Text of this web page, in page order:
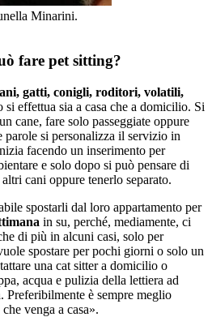
Minarini.
fare pet sitting?
gatti, conigli, roditori, volatili,
si effettua sia a casa che a domicilio. Si
cane, fare solo passeggiate oppure
si personalizza il servizio in
facendo un inserimento per
e solo dopo si può pensare di
cani oppure tenerlo separato.
spostarli dal loro appartamento per
in su, perché, mediamente, ci
di più in alcuni casi, solo per
spostare per pochi giorni o solo un
una cat sitter a domicilio o
acqua e pulizia della lettiera ad
Preferibilmente è sempre meglio
venga a casa».